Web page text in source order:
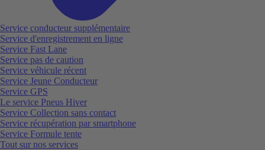
Service conducteur supplémentaire
Service d'enregistrement en ligne
Service Fast Lane
Service pas de caution
Service véhicule récent
Service Jeune Conducteur
Service GPS
Le service Pneus Hiver
Service Collection sans contact
Service récupération par smartphone
Service Formule tente
Tout sur nos services